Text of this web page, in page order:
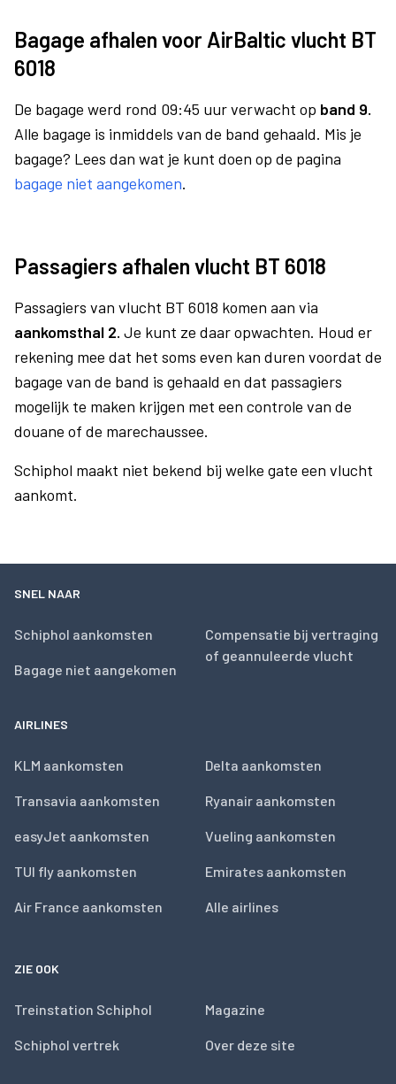
Bagage afhalen voor AirBaltic vlucht BT
6018
De bagage werd rond 09:45 uur verwacht op band 9.
Alle bagage is inmiddels van de band gehaald. Mis je
bagage? Lees dan wat je kunt doen op de pagina
bagage niet aangekomen.
Passagiers afhalen vlucht BT 6018
Passagiers van vlucht BT 6018 komen aan via
aankomsthal 2. Je kunt ze daar opwachten. Houd er
rekening mee dat het soms even kan duren voordat de
bagage van de band is gehaald en dat passagiers
mogelijk te maken krijgen met een controle van de
douane of de marechaussee.
Schiphol maakt niet bekend bij welke gate een vlucht
aankomt.
SNEL NAAR
Schiphol aankomsten
Bagage niet aangekomen
Compensatie bij vertraging
of geannuleerde vlucht
AIRLINES
KLM aankomsten
Transavia aankomsten
easyJet aankomsten
TUI fly aankomsten
Air France aankomsten
Delta aankomsten
Ryanair aankomsten
Vueling aankomsten
Emirates aankomsten
Alle airlines
ZIE OOK
Treinstation Schiphol
Schiphol vertrek
Magazine
Over deze site